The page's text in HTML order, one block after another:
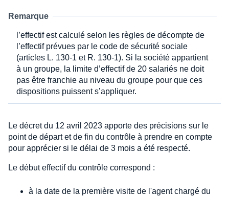
Remarque
l’effectif est calculé selon les règles de décompte de
l’effectif prévues par le code de sécurité sociale
(articles L. 130-1 et R. 130-1). Si la société appartient
à un groupe, la limite d’effectif de 20 salariés ne doit
pas être franchie au niveau du groupe pour que ces
dispositions puissent s’appliquer.
Le décret du 12 avril 2023 apporte des précisions sur le
point de départ et de fin du contrôle à prendre en compte
pour apprécier si le délai de 3 mois a été respecté.
Le début effectif du contrôle correspond :
à la date de la première visite de l'agent chargé du